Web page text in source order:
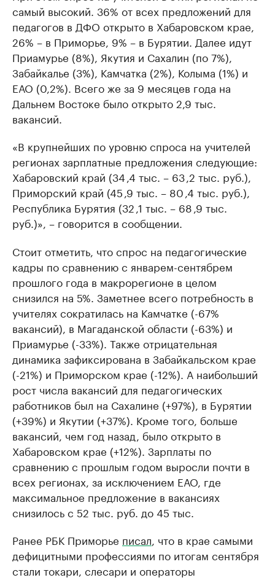
самый высокий. 36% от всех предложений для
педагогов в ДФО открыто в Хабаровском крае,
26% – в Приморье, 9% – в Бурятии. Далее идут
Приамурье (8%), Якутия и Сахалин (по 7%),
Забайкалье (3%), Камчатка (2%), Колыма (1%) и
ЕАО (0,2%). Всего же за 9 месяцев года на
Дальнем Востоке было открыто 2,9 тыс.
вакансий.
«В крупнейших по уровню спроса на учителей
регионах зарплатные предложения следующие:
Хабаровский край (34 ,4 тыс. – 63 ,2 тыс. руб.),
Приморский край (45 ,9 тыс. – 80 ,4 тыс. руб.),
Республика Бурятия (32 ,1 тыс. – 68 ,9 тыс.
руб.)», – говорится в сообщении.
Стоит отметить, что спрос на педагогические
кадры по сравнению с январем-сентябрем
прошлого года в макрорегионе в целом
снизился на 5%. Заметнее всего потребность в
учителях сократилась на Камчатке (-67%
вакансий), в Магаданской области (-63%) и
Приамурье (-33%). Также отрицательная
динамика зафиксирована в Забайкальском крае
(-21%) и Приморском крае (-12%). А наибольший
рост числа вакансий для педагогических
работников был на Сахалине (+97%), в Бурятии
(+39%) и Якутии (+37%). Кроме того, больше
вакансий, чем год назад, было открыто в
Хабаровском крае (+12%). Зарплаты по
сравнению с прошлым годом выросли почти в
всех регионах, за исключением ЕАО, где
максимальное предложение в вакансиях
снизилось с 52 тыс. руб. до 45 тыс.
Ранее РБК Приморье писал , что в крае самыми
дефицитными профессиями по итогам сентября
стали токари, слесари и операторы